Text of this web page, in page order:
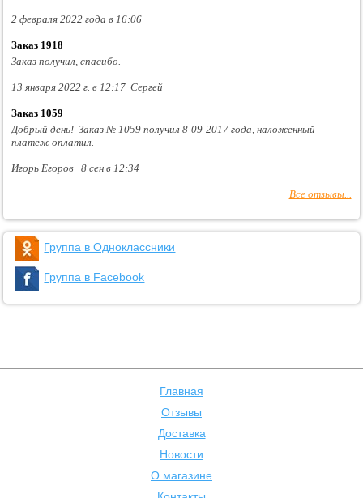
2 февраля 2022 года в 16:06
Заказ 1918
Заказ получил, спасибо.
13 января 2022 г. в 12:17 Сергей
Заказ 1059
Добрый день! Заказ № 1059 получил 8-09-2017 года, наложенный
платеж оплатил.
Игорь Егоров 8 сен в 12:34
Все отзывы...
Группа в Одноклассники
Группа в Facebook
Главная
Отзывы
Доставка
Новости
О магазине